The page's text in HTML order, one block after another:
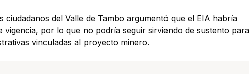
ciudadanos del Valle de Tambo argumentó que el EIA habría
vigencia, por lo que no podría seguir sirviendo de sustento para
vinculadas al proyecto minero.